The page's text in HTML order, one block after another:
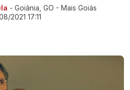
- Goiânia, GO - Mais Goiás
2021 17:11